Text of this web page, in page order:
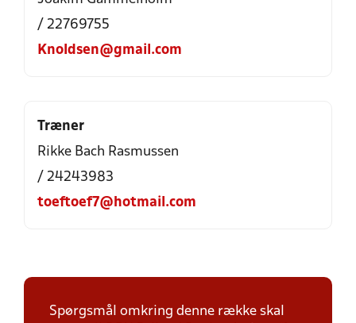
/ 22769755
Knoldsen@gmail.com
Træner
Rikke Bach Rasmussen
/ 24243983
toeftoef7@hotmail.com
Spørgsmål omkring denne række skal